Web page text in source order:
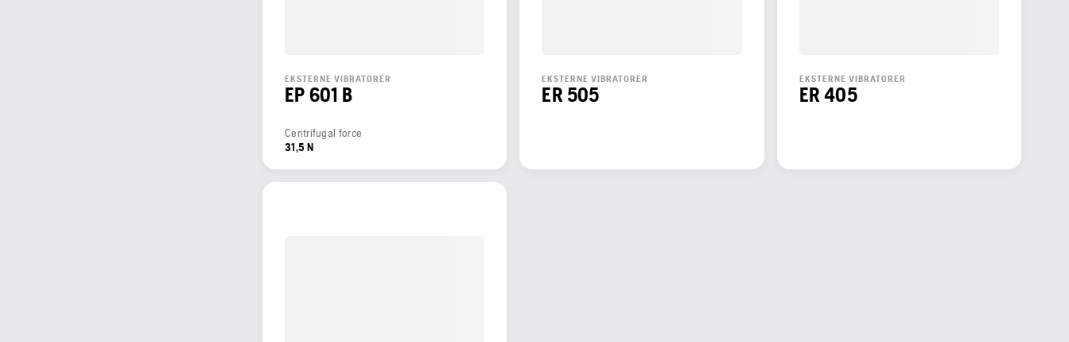
EKSTERNE VIBRATORER
EP 601 B
Centrifugal force
31,5 N
EKSTERNE VIBRATORER
ER 505
EKSTERNE VIBRATORER
ER 405